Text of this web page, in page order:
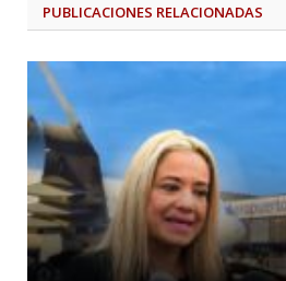
PUBLICACIONES RELACIONADAS